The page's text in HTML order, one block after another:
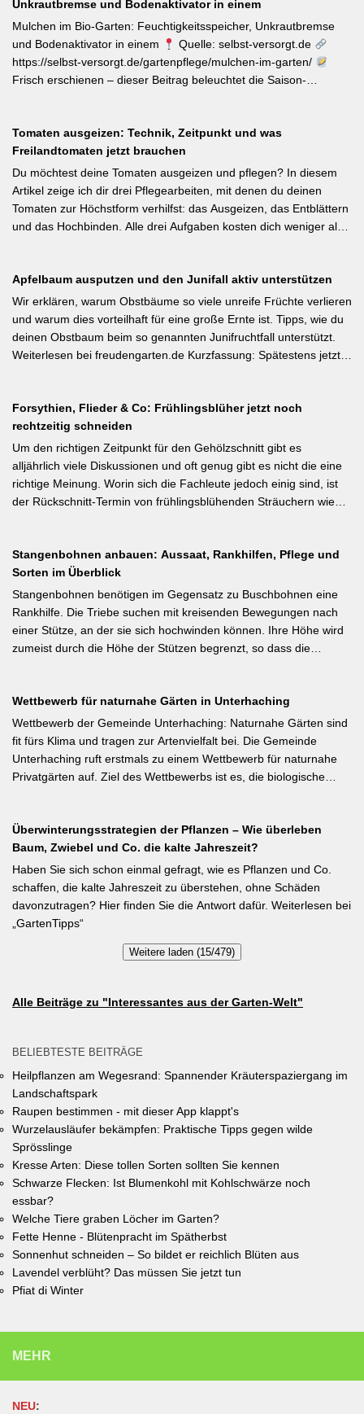
einen messbaren Beitrag zur regionalen Artenvielfalt leistet.
Nützlingsförderung, strukturreiche Beete und der Verzicht auf
Pestizide sind die entscheidenden Stellschrauben. Ein
motivierender Impuls für jeden GBV-Garten. [Thema-Tag:
#Biodiversität #Gartengestaltung #Naturnahergarten]
Unkrautbremse und Bodenaktivator in einem
Mulchen im Bio-Garten: Feuchtigkeitsspeicher, Unkrautbremse
und Bodenaktivator in einem
Quelle: selbst-versorgt.de
https://selbst-versorgt.de/gartenpflege/mulchen-im-garten/
Frisch erschienen – dieser Beitrag beleuchtet die Saison-
Austrocknung. Die ideale Schichtdicke liegt bei 5–10 cm, immer
mit Abstand zum Pflanzenstamm, um Fäulnis zu vermeiden.
Besonders wertvoll: Häufige Fehler wie zu dicke Schichten oder
die Verwendung von frischem Rasenschnitt als alleiniges Material
werden klar benannt. [Thema-Tag: #Bodenpflege #Mulchen
#BiologischerGartenbau]
Tomaten ausgeizen: Technik, Zeitpunkt und was
Freilandtomaten jetzt brauchen
Du möchtest deine Tomaten ausgeizen und pflegen? In diesem
Artikel zeige ich dir drei Pflegearbeiten, mit denen du deinen
Tomaten zur Höchstform verhilfst: das Ausgeizen, das Entblättern
und das Hochbinden. Alle drei Aufgaben kosten dich weniger als
Tomatenkrankheit Braunfäule vorbeugst. Weiterlesen bei
Wurzelwerk – Gartenwissen von Profis Kurzfassung: Ein bildreich
illustrierter Praxis-Leitfaden: Das Ausgeizen beginnt direkt nach
dem Auspflanzen und sollte wöchentlich wiederholt werden.
Geiztriebe morgens entfernen, damit Wunden rasch abtrocknen.
interessant: Der Artikel diskutiert, wann bei Freilandtomaten das
Ausgeizen kontraproduktiv ist – etwa bei buschigen Sorten, die
von Seitentrieben profitieren.
Apfelbaum ausputzen und den Junifall aktiv unterstützen
Wir erklären, warum Obstbäume so viele unreife Früchte verlieren
und warum dies vorteilhaft für eine große Ernte ist. Tipps, wie du
deinen Obstbaum beim so genannten Junifruchtfall unterstützt.
Weiterlesen bei freudengarten.de Kurzfassung: Spätestens jetzt –
% der Blüten werden zu Früchten, ein rechtzeitiges Eingreifen vor
dem Junifall beugt der Alternanz (Abwechslung von
Ertragsjahren) vor. Für Äpfel und Birnen gilt: max. zwei kräftige
Früchte pro Fruchtbüschel, Abstand mindestens eine Handbreit.
Früchte in Schattenzonen vollständig entfernen.
Forsythien, Flieder & Co: Frühlingsblüher jetzt noch
rechtzeitig schneiden
Um den richtigen Zeitpunkt für den Gehölzschnitt gibt es
alljährlich viele Diskussionen und oft genug gibt es nicht die eine
richtige Meinung. Worin sich die Fachleute jedoch einig sind, ist
der Rückschnitt-Termin von frühlingsblühenden Sträuchern wie
Flieder und Zierkirsche bilden ihre Blütenknospen für das nächste
Jahr im Sommer. Der Schnitt direkt nach der Blüte (bei Flieder:
sofort nach dem Verblühen!) ist die letzte Chance – wer jetzt noch
nicht geschnitten hat, sollte spätestens in den nächsten zwei
Wochen ran. Das Grundprinzip: Überflüssige alte Triebe
bodennah entfernen, damit das neue Holz ausreifen kann.
Stangenbohnen anbauen: Aussaat, Rankhilfen, Pflege und
Sorten im Überblick
Stangenbohnen benötigen im Gegensatz zu Buschbohnen eine
Rankhilfe. Die Triebe suchen mit kreisenden Bewegungen nach
einer Stütze, an der sie sich hochwinden können. Ihre Höhe wird
zumeist durch die Höhe der Stützen begrenzt, so dass die
Weiterlesen bei meine-ernte.de Kurzfassung: Bis Mitte Juni ist die
Aussaat von Stangenbohnen direkt ins Freiland noch problemlos
möglich. Samen über Nacht wässern, 5–6 cm tief setzen,
Pflanzabstand 50 cm. Als Mittelzehrer brauchen Stangenbohnen
im Gegensatz zu Buschbohnen eine moderierte Düngung
der Luft binden – Vorfrucht-Wirkung für das nächste Gartenjahr.
Wettbewerb für naturnahe Gärten in Unterhaching
Wettbewerb der Gemeinde Unterhaching: Naturnahe Gärten sind
fit fürs Klima und tragen zur Artenvielfalt bei. Die Gemeinde
Unterhaching ruft erstmals zu einem Wettbewerb für naturnahe
Privatgärten auf. Ziel des Wettbewerbs ist es, die biologische
Verbesserung des Ortsklimas zu leisten. Warum? Entsiegelte
Flächen helfen… Hitze zu reduzieren Regenwasser besser zu
speichern und das Wohnumfeld insgesamt lebenswerter zu
gestalten. Insgesamt drei Gärten werden prämiert. Insgesamt drei
gleichwertige Sieger werden durch eine Expertenjury, bestehend
aus Vertretern der Gemeinde Unterhaching sowie des
gewinnen gibt es jeweils einen Gutschein von Pflanzen-Kölle
das Anmeldeformular siehe auf den Seiten der Gemeinde
Überwinterungsstrategien der Pflanzen – Wie überleben
Baum, Zwiebel und Co. die kalte Jahreszeit?
Haben Sie sich schon einmal gefragt, wie es Pflanzen und Co.
schaffen, die kalte Jahreszeit zu überstehen, ohne Schäden
davonzutragen? Hier finden Sie die Antwort dafür. Weiterlesen bei
„GartenTipps“
Weitere laden (15/479)
Alle Beiträge zu "Interessantes aus der Garten-Welt"
BELIEBTESTE BEITRÄGE
Heilpflanzen am Wegesrand: Spannender Kräuterspaziergang im
Landschaftspark
Raupen bestimmen - mit dieser App klappt's
Wurzelausläufer bekämpfen: Praktische Tipps gegen wilde
Sprösslinge
Kresse Arten: Diese tollen Sorten sollten Sie kennen
Schwarze Flecken: Ist Blumenkohl mit Kohlschwärze noch
essbar?
Welche Tiere graben Löcher im Garten?
Fette Henne - Blütenpracht im Spätherbst
Sonnenhut schneiden – So bildet er reichlich Blüten aus
Lavendel verblüht? Das müssen Sie jetzt tun
Pfiat di Winter
MEHR
NEU: